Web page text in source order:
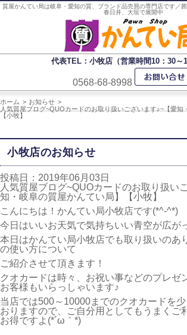
質屋かんてい局は岐阜・愛知の質、ブランド品売買の専門店です／
春日井、大垣で展開中
代表TEL：小牧店（営業時間10：30～
0568-68-8998
ホーム
お知らせ
人気質屋ブログ~QUOカードのお取り扱いございます♪~【愛知
【小牧】
小牧店のお知らせ
投稿日：2019年06月03日
人気質屋ブログ~QUOカードのお取り扱い
知・岐阜の質屋かんてい局】【小牧】
こんにちは！かんてい局小牧店です(*^-^*)
今日はいいお天気で気持ちいい青空が広が
本日はかんてい局小牧店でも取り扱いのあ
の使い方について
ご紹介させて頂きます！
クオカードは時々、お祝い事などのプレゼ
お客様もいらっしゃいます♪
当店では500～10000までのクオカードを
おりますので、ご自分用としてもうまくご
お得ですよ(*´ω｀*)